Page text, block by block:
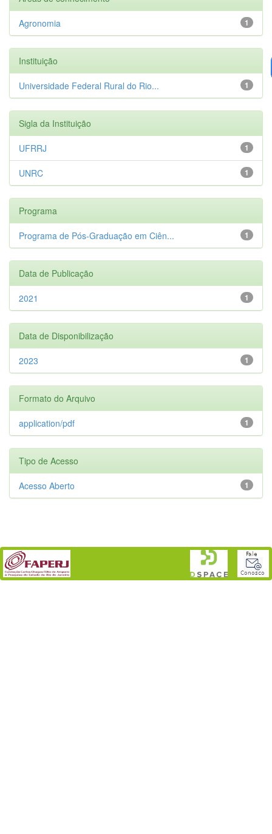
1
Agronomia
Instituição
1
Universidade Federal Rural do Rio...
Sigla da Instituição
1
UFRRJ
1
UNRC
Programa
1
Programa de Pós-Graduação em Ciên...
Data de Publicação
1
2021
Data de Disponibilização
1
2023
Formato do Arquivo
1
application/pdf
Tipo de Acesso
1
Acesso Aberto